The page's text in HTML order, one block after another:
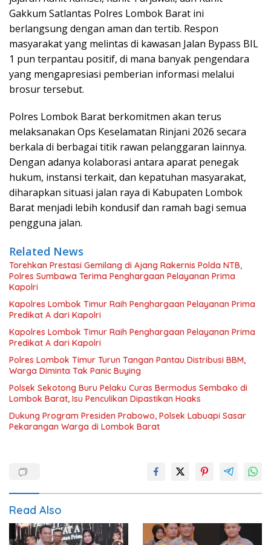
Gakkum Satlantas Polres Lombok Barat ini
berlangsung dengan aman dan tertib. Respon
masyarakat yang melintas di kawasan Jalan Bypass BIL
1 pun terpantau positif, di mana banyak pengendara
yang mengapresiasi pemberian informasi melalui
brosur tersebut.
Polres Lombok Barat berkomitmen akan terus
melaksanakan Ops Keselamatan Rinjani 2026 secara
berkala di berbagai titik rawan pelanggaran lainnya.
Dengan adanya kolaborasi antara aparat penegak
hukum, instansi terkait, dan kepatuhan masyarakat,
diharapkan situasi jalan raya di Kabupaten Lombok
Barat menjadi lebih kondusif dan ramah bagi semua
pengguna jalan.
Related News
Torehkan Prestasi Gemilang di Ajang Rakernis Polda NTB,
Polres Sumbawa Terima Penghargaan Pelayanan Prima
Kapolri
Kapolres Lombok Timur Raih Penghargaan Pelayanan Prima
Predikat A dari Kapolri
Kapolres Lombok Timur Raih Penghargaan Pelayanan Prima
Predikat A dari Kapolri
Polres Lombok Timur Turun Tangan Pantau Distribusi BBM,
Warga Diminta Tak Panic Buying
Polsek Sekotong Buru Pelaku Curas Bermodus Sembako di
Lombok Barat, Isu Penculikan Dipastikan Hoaks
Dukung Program Presiden Prabowo, Polsek Labuapi Sasar
Pekarangan Warga di Lombok Barat
Read Also